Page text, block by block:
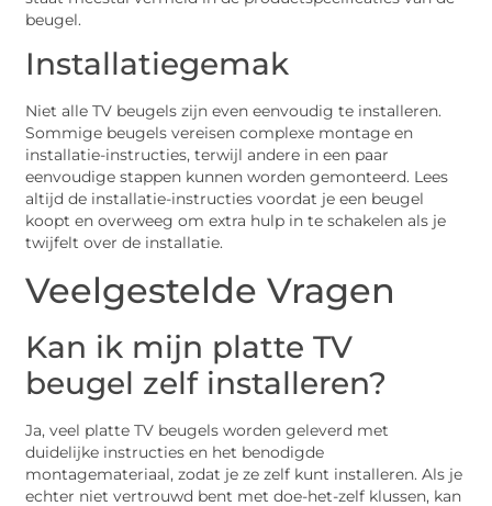
beugel.
Installatiegemak
Niet alle TV beugels zijn even eenvoudig te installeren.
Sommige beugels vereisen complexe montage en
installatie-instructies, terwijl andere in een paar
eenvoudige stappen kunnen worden gemonteerd. Lees
altijd de installatie-instructies voordat je een beugel
koopt en overweeg om extra hulp in te schakelen als je
twijfelt over de installatie.
Veelgestelde Vragen
Kan ik mijn platte TV
beugel zelf installeren?
Ja, veel platte TV beugels worden geleverd met
duidelijke instructies en het benodigde
montagemateriaal, zodat je ze zelf kunt installeren. Als je
echter niet vertrouwd bent met doe-het-zelf klussen, kan